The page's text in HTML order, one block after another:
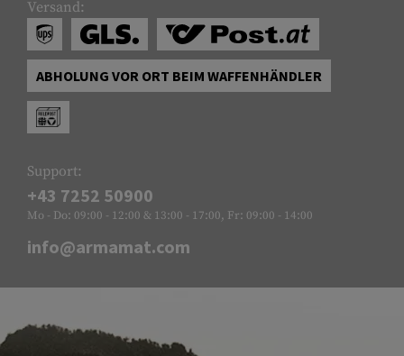
Versand:
ABHOLUNG VOR ORT BEIM WAFFENHÄNDLER
Support:
+43 7252 50900
Mo - Do: 09:00 - 12:00 & 13:00 - 17:00, Fr: 09:00 - 14:00
info@armamat.com